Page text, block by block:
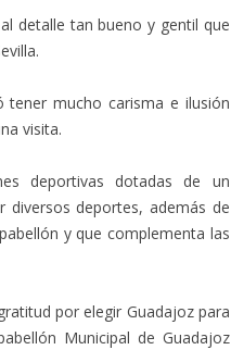
detalle tan bueno y gentil que
tener mucho carisma e ilusión
visita.
deportivas dotadas de un
diversos deportes, además de
y que complementa las
por elegir Guadajoz para
Municipal de Guadajoz